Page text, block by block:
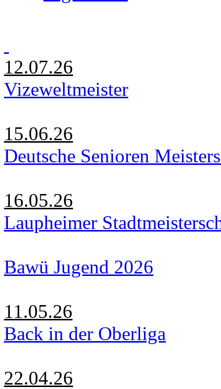
12.07.26
Vizeweltmeister
15.06.26
Deutsche Senioren
16.05.26
Laupheimer
Bawü Jugend 2026
11.05.26
Back in der Oberliga
22.04.26